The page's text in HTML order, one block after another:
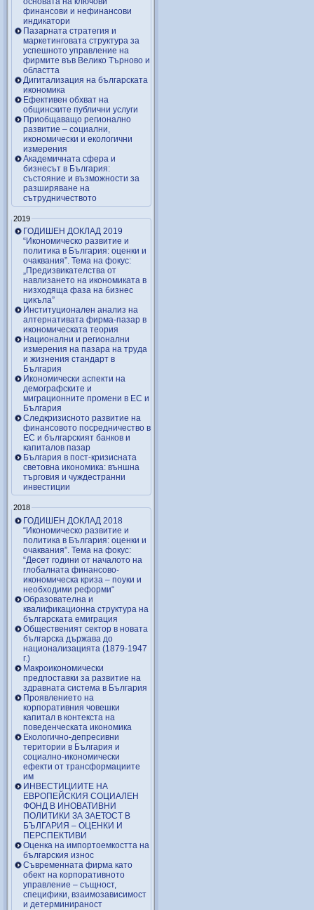
финансови и нефинансови
индикатори
Пазарната стратегия и
маркетинговата структура за
успешното управление на
фирмите във Велико Търново и
областта
Дигитализация на българската
икономика
Ефективен обхват на
общинските публични услуги
Приобщаващо регионално
развитие – социални,
икономически и екологични
измерения
Академичната сфера и
бизнесът в България:
състояние и възможности за
разширяване на
сътрудничеството
2019
ГОДИШЕН ДОКЛАД 2019
“Икономическо развитие и
политика в България: оценки и
очаквания”. Тема на фокус:
„Предизвикателства от
навлизането на икономиката в
низходяща фаза на бизнес
цикъла”
Институционален анализ на
алтернативата фирма-пазар в
икономическата теория
Национални и регионални
измерения на пазара на труда
и жизнения стандарт в
България
Икономически аспекти на
демографските и
миграционните промени в ЕС и
България
Следкризисното развитие на
финансовото посредничество в
ЕС и българският банков и
капиталов пазар
България в пост-кризисната
световна икономика: външна
търговия и чуждестранни
инвестиции
2018
ГОДИШЕН ДОКЛАД 2018
“Икономическо развитие и
политика в България: оценки и
очаквания”. Тема на фокус:
“Десет години от началото на
глобалната финансово-
икономическа криза – поуки и
необходими реформи“
Образователна и
квалификационна структура на
българската емиграция
Общественият сектор в новата
българска държава до
национализацията (1879-1947
г.)
Макроикономически
предпоставки за развитие на
здравната система в България
Проявлението на
корпоративния човешки
капитал в контекста на
поведенческата икономика
Екологично-депресивни
територии в България и
социално-икономически
ефекти от трансформациите
им
ИНВЕСТИЦИИТЕ НА
ЕВРОПЕЙСКИЯ СОЦИАЛЕН
ФОНД В ИНОВАТИВНИ
ПОЛИТИКИ ЗА ЗАЕТОСТ В
БЪЛГАРИЯ – OЦЕНКИ И
ПЕРСПЕКТИВИ
Оценка на импортоемкостта на
българския износ
Съвременната фирма като
обект на корпоративното
управление – същност,
специфики, взаимозависимост
и детерминираност